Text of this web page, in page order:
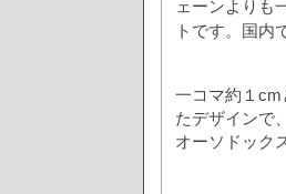
ェーンよりも
トです。 国内
一コマ約１cm
たデザインで
オーソドック